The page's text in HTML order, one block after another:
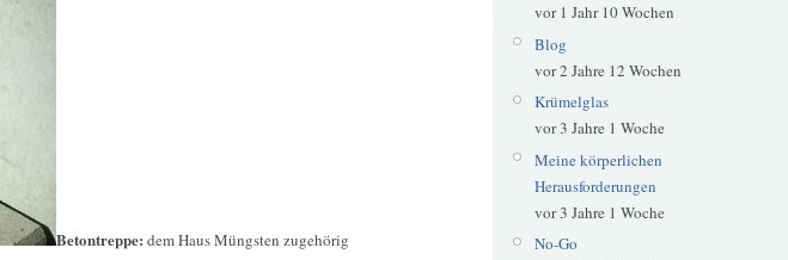
Betontreppe: dem Haus Müngsten zugehörig
vor 1 Jahr 10 Wochen
Blog
vor 2 Jahre 12 Wochen
Krümelglas
vor 3 Jahre 1 Woche
Meine körperlichen
Herausforderungen
vor 3 Jahre 1 Woche
No-Go